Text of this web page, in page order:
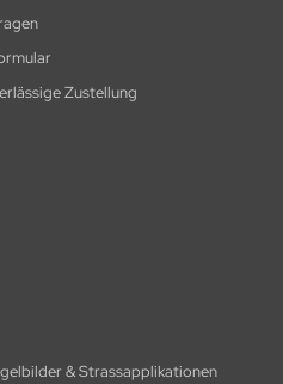
Zustellung
& Strassapplikationen